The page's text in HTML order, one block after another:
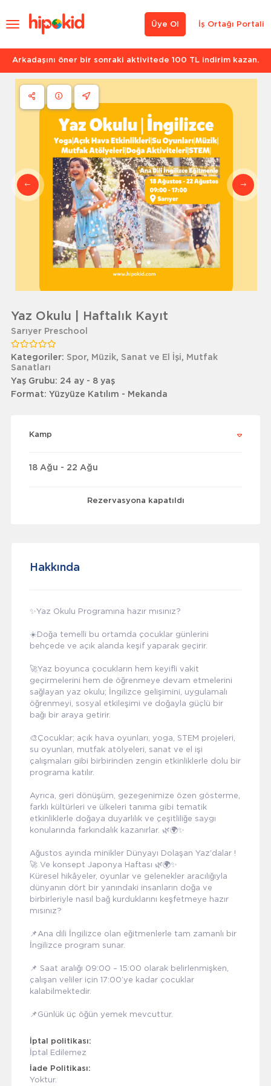
İş Ortağı Portali
Üye Ol
Arkadaşını öner bir sonraki aktivitede 100 TL indirim kazan.
Yaz Okulu | Haftalık Kayıt
Sarıyer Preschool
Kategoriler: Spor, Müzik, Sanat ve El İşi, Mutfak
Sanatları
Yaş Grubu: 24 ay - 8 yaş
Format: Yüzyüze Katılım - Mekanda
Kamp
18 Ağu - 22 Ağu
Rezervasyona kapatıldı
Hakkında
✨Yaz Okulu Programına hazır mısınız?
☀️Doğa temelli bu ortamda çocuklar günlerini
behçede ve açık alanda keşif yaparak geçirir.
🚀Yaz boyunca çocukların hem keyifli vakit
geçirmelerini hem de öğrenmeye devam etmelerini
sağlayan yaz okulu; İngilizce gelişimini, uygulamalı
öğrenmeyi, sosyal etkileşimi ve doğayla güçlü bir
bağı bir araya getirir.
🎨Çocuklar; açık hava oyunları, yoga, STEM projeleri,
su oyunları, mutfak atölyeleri, sanat ve el işi
çalışmaları gibi birbirinden zengin etkinliklerle dolu bir
programa katılır.
Ayrıca, geri dönüşüm, gezegenimize özen gösterme,
farklı kültürleri ve ülkeleri tanıma gibi tematik
etkinliklerle doğaya duyarlılık ve çeşitliliğe saygı
konularında farkındalık kazanırlar. 🌿🌍✨
Ağustos ayında minikler Dünyayı Dolaşan Yaz'dalar !
🚀 Ve konsept Japonya Haftası 🌿🌍✨
Küresel hikâyeler, oyunlar ve gelenekler aracılığıyla
dünyanın dört bir yanındaki insanların doğa ve
birbirleriyle nasıl bağ kurduklarını keşfetmeye hazır
mısınız?
📌Ana dili İngilizce olan eğitmenlerle tam zamanlı bir
İngilizce program sunar.
📌 Saat aralığı 09:00 – 15:00 olarak belirlenmişken,
çalışan veliler için 17:00’ye kadar çocuklar
kalabilmektedir.
📌Günlük üç öğün yemek mevcuttur.
İptal politikası:
İptal Edilemez
İade Politikası:
Yoktur.